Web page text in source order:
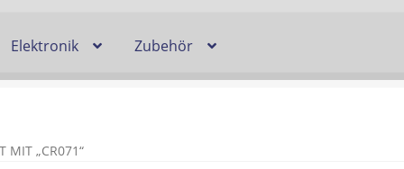
Elektronik Zubehör
Lieferzeit & Verfügbarkeit
MIT „CR071“